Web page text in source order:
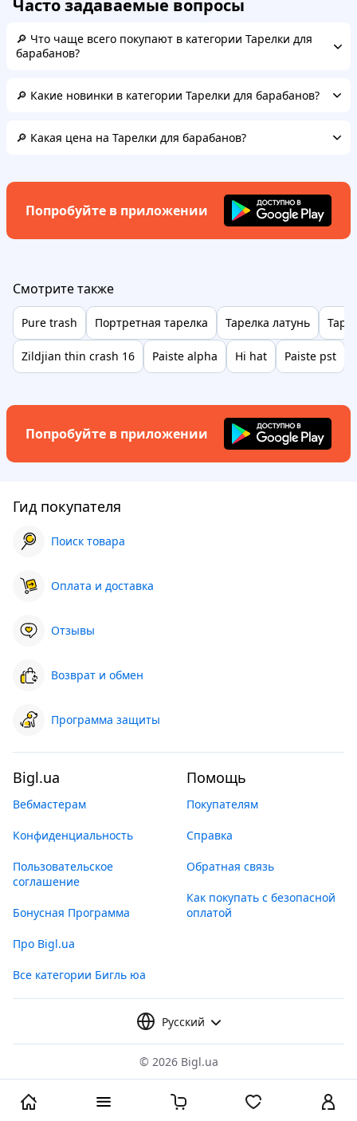
Часто задаваемые вопросы
🔎 Что чаще всего покупают в категории Тарелки для
барабанов?
🔎 Какие новинки в категории Тарелки для барабанов?
🔎 Какая цена на Тарелки для барабанов?
Попробуйте в приложении
Смотрите также
Pure trash Портретная тарелка Тарелка латунь
Zildjian thin crash 16 Paiste alpha Hi hat Paiste pst
Попробуйте в приложении
Гид покупателя
Поиск товара
Оплата и доставка
Отзывы
Возврат и обмен
Программа защиты
Bigl.ua
Вебмастерам
Конфиденциальность
Пользовательское
соглашение
Бонусная Программа
Про Bigl.ua
Все категории Бигль юа
Помощь
Покупателям
Справка
Обратная связь
Как покупать с безопасной
оплатой
Русский
© 2026 Bigl.ua